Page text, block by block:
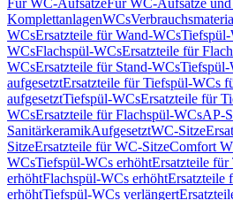
Für WC-AufsätzeFür WC-Aufsätze
KomplettanlagenWCs
WCsErsatzteile für Wand-WCs
WCsFlachspül-WCsErsatzteile für
WCsErsatzteile für Stand-WCsTiefspül-
aufgesetztErsatzteile für Tiefspül-WCs
aufgesetztTiefspül-WCsErsatzteile für
WCsErsatzteile für Flachspül-WCsAP-
SanitärkeramikAufgesetztWC-Sitze
SitzeErsatzteile für WC-SitzeComfort
WCsTiefspül-WCs erhöhtErsatzteile
erhöhtFlachspül-WCs erhöhtErsatzteile
erhöhtTiefspül-WCs verlängert